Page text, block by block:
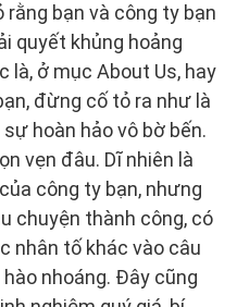
bạn và công ty bạn
quyết khủng hoảng
ở mục About Us, hay
đừng cố tỏ ra như là
hoàn hảo vô bờ bến.
vẹn đâu. Dĩ nhiên là
công ty bạn, nhưng
chuyện thành công, có
nhân tố khác vào câu
nhoáng. Đây cũng